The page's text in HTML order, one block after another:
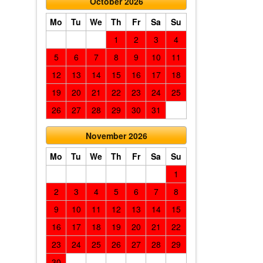
Mo
Tu We Th Fr Sa
Su
1
2 3
4
5
6 7 8 9 10
11
12
13 14 15 16 17
18
19
20 21 22 23 24
25
26
27 28 29 30 31
November 2026
Mo
Tu We Th Fr Sa
Su
1
2
3 4 5 6 7
8
9
10 11 12 13 14
15
16
17 18 19 20 21
22
23
24 25 26 27 28
29